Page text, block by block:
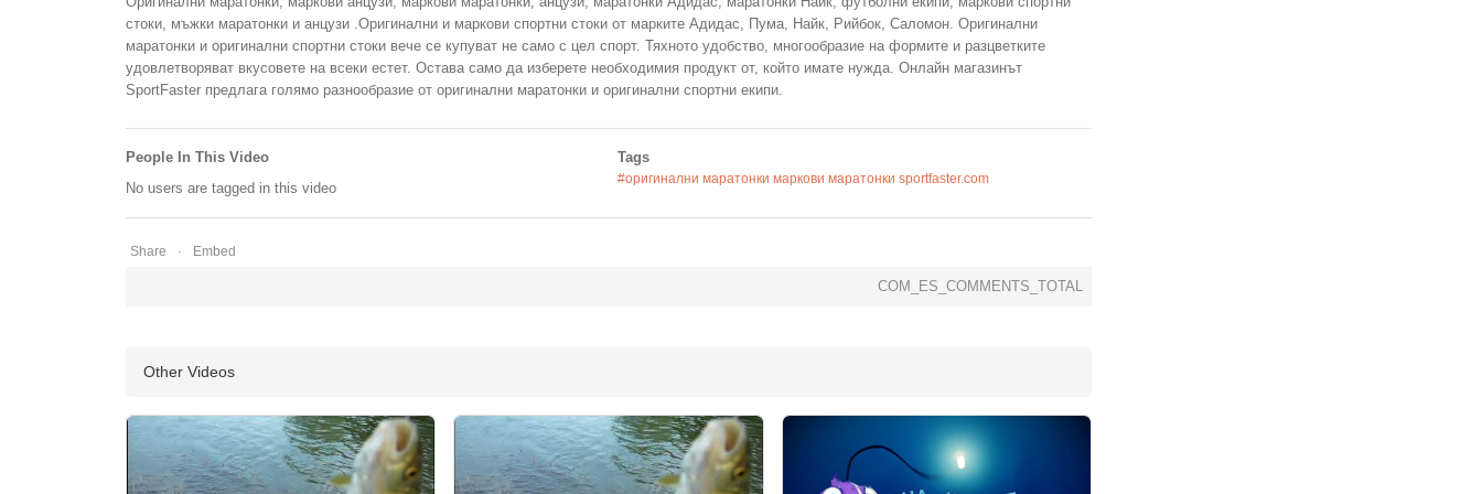
стоки, мъжки маратонки и анцузи .Оригинални и маркови спортни стоки от марките Адидас, Пума, Найк, Рийбок, Саломон. Оригинални
маратонки и оригинални спортни стоки вече се купуват не само с цел спорт. Тяхното удобство, многообразие на формите и разцветките
удовлетворяват вкусовете на всеки естет. Остава само да изберете необходимия продукт от, който имате нужда. Онлайн магазинът
SportFaster предлага голямо разнообразие от оригинални маратонки и оригинални спортни екипи.
People In This Video
No users are tagged in this video
Tags
#оригинални маратонки маркови маратонки sportfaster.com
Share Embed
COM_ES_COMMENTS_TOTAL
Other Videos